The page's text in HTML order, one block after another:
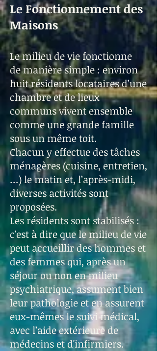
Le Fonctionnement des
Maisons
Le milieu de vie fonctionne
de manière simple : environ
huit résidents locataires d’une
chambre et de lieux
communs vivent ensemble
comme une grande famille
sous un même toit.
Chacun y effectue des tâches
ménagères (cuisine, entretien,
…) le matin et, l’après-midi,
diverses activités sont
proposées.
Les résidents sont stabilisés :
c'est à dire que le milieu de vie
peut accueillir des hommes et
des femmes qui, après un
séjour ou non en milieu
psychiatrique, assument bien
leur pathologie et en assurent
eux-mêmes le suivi médical,
avec l’aide extérieure de
médecins et d'infirmiers.